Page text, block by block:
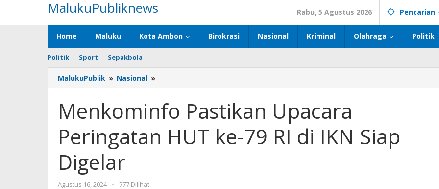
konten
MalukuPubliknews Rabu, 5 Agustus 2026 Pencarian
Home Maluku Kota Ambon Birokrasi Nasional Kriminal Olahraga Politik
Politik Sport Sepakbola
MalukuPublik » Nasional »
Pastikan
Peringatan
HUT
79
Menkominfo Pastikan Upacara
Peringatan HUT ke-79 RI di IKN Siap
Digelar
Agustus 16, 2024
oleh
-
777 Dilihat